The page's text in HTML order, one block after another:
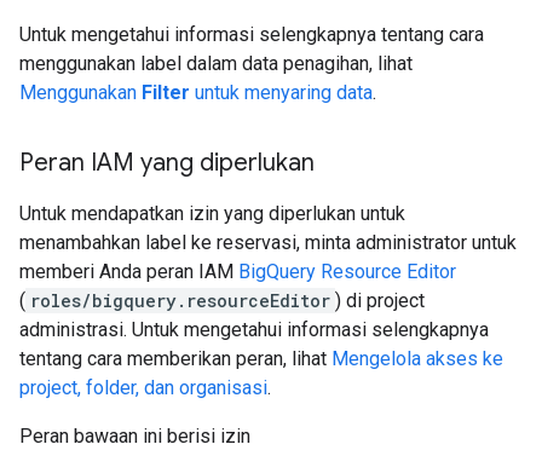
Untuk mengetahui informasi selengkapnya tentang cara
menggunakan label dalam data penagihan, lihat
Menggunakan Filter untuk menyaring data.
Peran IAM yang diperlukan
Untuk mendapatkan izin yang diperlukan untuk
menambahkan label ke reservasi, minta administrator untuk
memberi Anda peran IAM BigQuery Resource Editor
( roles/bigquery.resourceEditor ) di project
administrasi. Untuk mengetahui informasi selengkapnya
tentang cara memberikan peran, lihat Mengelola akses ke
project, folder, dan organisasi.
Peran bawaan ini berisi izin